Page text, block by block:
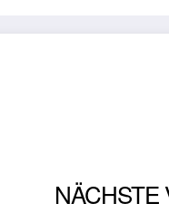
NÄCHSTE